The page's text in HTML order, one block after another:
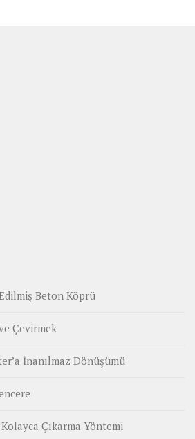
Beton Köprü
Çevirmek
İnanılmaz Dönüşümü
Çıkarma Yöntemi